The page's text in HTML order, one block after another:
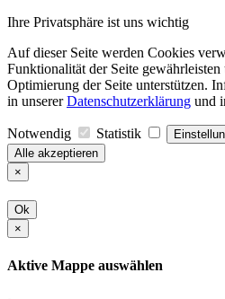
Ihre Privatsphäre ist uns wichtig
Auf dieser Seite werden Cookies
Funktionalität der Seite
Optimierung der Seite unterstützen.
in unsererDatenschutzerklärung und
Notwendig Statistik
Alle akzeptieren
×
Ok
×
Aktive Mappe auswählen